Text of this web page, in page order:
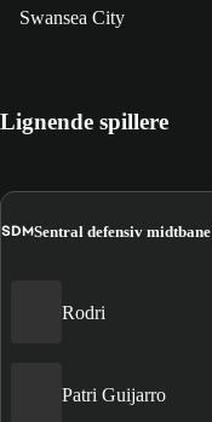
Swansea City
Lignende spillere
SDMSentral defensiv midtbane
Rodri
Patri Guijarro